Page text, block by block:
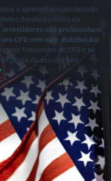
e apresentam um elevado
devido ao efeito de
investidores não profissionais
CFD com este distribuidor.
funcionam os CFD e se
perda do seu dinheiro.